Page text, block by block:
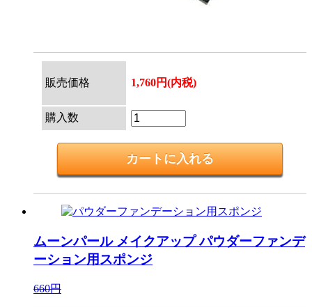
販売価格 1,760円(内税)
購入数
ムーンパール メイクアップ パウダーファンデ
ーション用スポンジ
660円